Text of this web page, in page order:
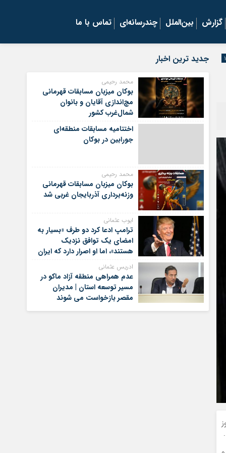
گزارش بین‌الملل چندرسانه‌ای تماس با ما
جدید ترین اخبار
محمد رحیمی
بوکان میزبان مسابقات قهرمانی
مچ‌اندازی آقایان و بانوان
شمال‌غرب کشور
اختتامیه مسابقات منطقه‌ای
جورابین در بوکان
محمد رحیمی
بوکان میزبان مسابقات قهرمانی
وزنه‌برداری آذربایجان غربی شد
ایوب عثمانی
ترامپ ادعا کرد دو طرف «بسیار به
امضای یک توافق نزدیک
هستند»، اما او اصرار دارد که ایران
برای کنار گذاشتن برنامه‌های
هسته‌ای خود گام‌های بیشتری
بردارد
ادریس عثمانی
عدم همراهی منطقه آزاد ماکو در
مسیر توسعه استان | مدیران
مقصر بازخواست می شوند